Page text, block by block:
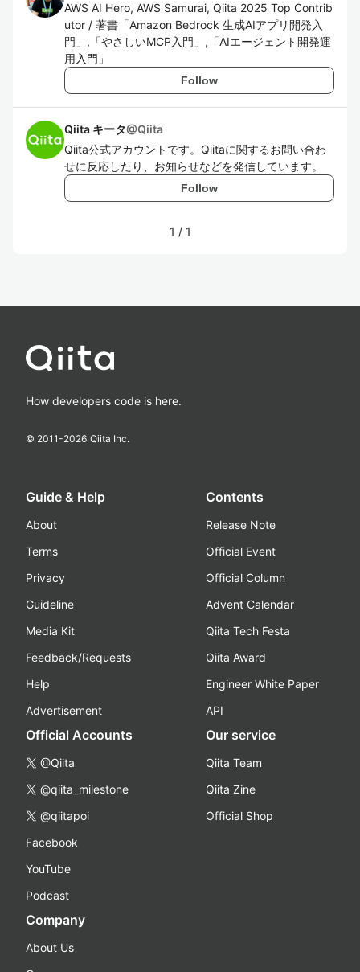
AWS AI Hero, AWS Samurai, Qiita 2025 Top Contrib
utor / 著書「Amazon Bedrock 生成AIアプリ開発入
門」,「やさしいMCP入門」,「AIエージェント開発運
用入門」
Follow
Qiita キータ@Qiita
Qiita公式アカウントです。Qiitaに関するお問い合わ
せに反応したり、お知らせなどを発信しています。
Follow
1 / 1
How developers code is here.
© 2011-2026 Qiita Inc.
Guide & Help
About
Terms
Privacy
Guideline
Media Kit
Feedback/Requests
Help
Advertisement
Contents
Release Note
Official Event
Official Column
Advent Calendar
Qiita Tech Festa
Qiita Award
Engineer White Paper
API
Official Accounts
@Qiita
@qiita_milestone
@qiitapoi
Facebook
YouTube
Podcast
Our service
Qiita Team
Qiita Zine
Official Shop
Company
About Us